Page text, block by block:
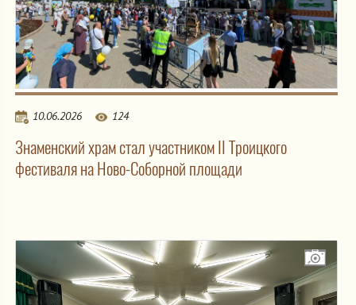
10.06.2026 124
Знаменский храм стал участником II Троицкого
фестиваля на Ново-Соборной площади